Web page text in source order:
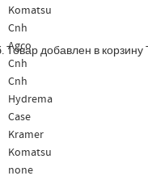
Товар добавлен в корзину
Komatsu
Cnh
Agco
Cnh
Cnh
Hydrema
Case
Kramer
Komatsu
none